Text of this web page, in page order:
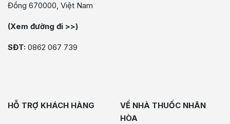
Đồng 670000, Việt Nam
(Xem đường đi >>)
SĐT: 0862 067 739
HỖ TRỢ KHÁCH HÀNG
VỀ NHÀ THUỐC NHÂN
HÒA